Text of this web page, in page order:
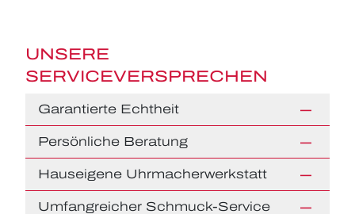
UNSERE
SERVICEVERSPRECHEN
Garantierte Echtheit
Persönliche Beratung
Hauseigene Uhrmacherwerkstatt
Umfangreicher Schmuck-Service